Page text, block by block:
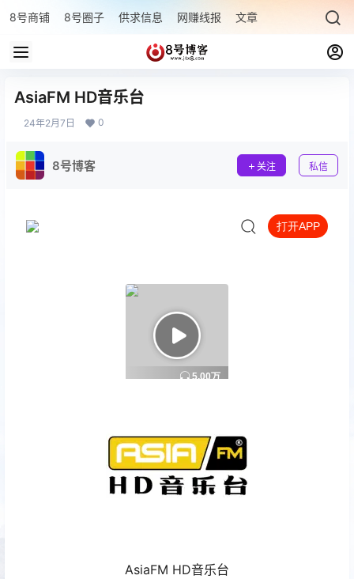
8号商铺 8号圈子 供求信息 网赚线报 文章专题 最新文章
AsiaFM HD音乐台
24年2月7日 0
8号博客 关注 私信
AsiaFM HD音乐台